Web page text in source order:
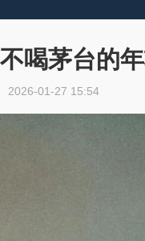
不喝茅台的
2026-01-27 15:54